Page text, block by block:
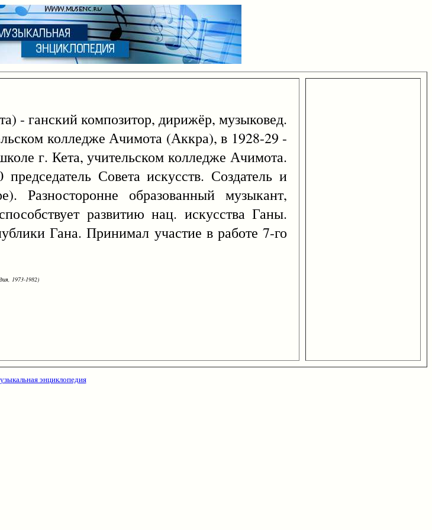
- ганский композитор, дирижёр, музыковед.
колледже Ачимота (Аккра), в 1928-29 -
г. Кета, учительском колледже Ачимота.
Совета искусств. Создатель и
образованный музыкант,
развитию нац. искусства Ганы.
Гана. Принимал участие в работе 7-го
1973-1982)
энциклопедия